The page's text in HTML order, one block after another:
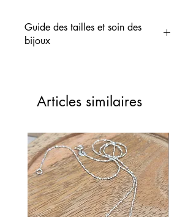
©MEG création
Guide des tailles et soin des
bijoux
connaitre votre taille de bague ou
Articles similaires